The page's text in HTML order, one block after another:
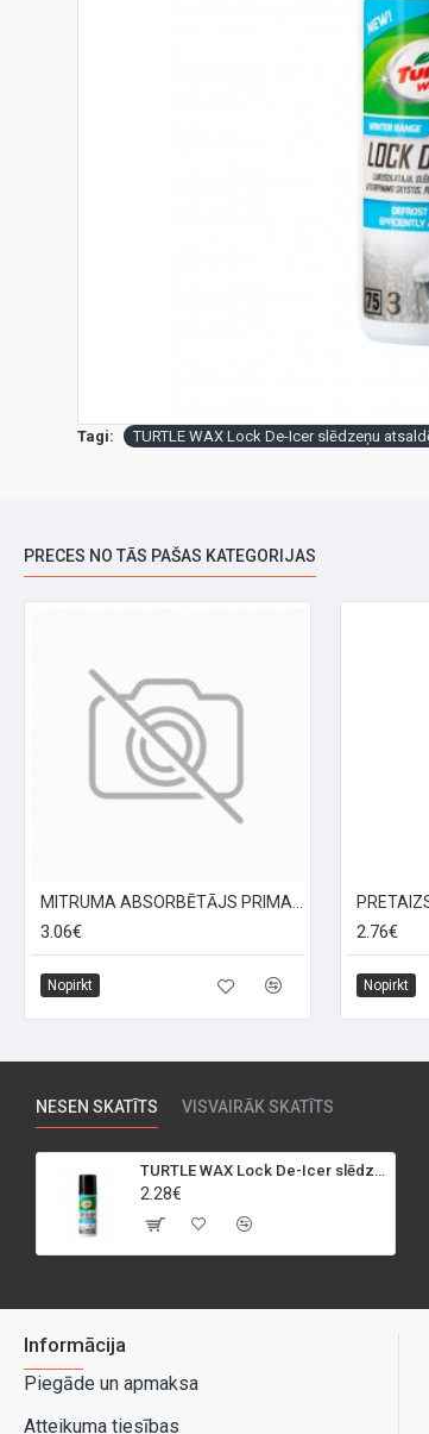
Tagi: TURTLE WAX Lock De-Icer slēdzeņu
PRECES NO TĀS PAŠAS KATEGORIJAS
3.06€
Nopirkt
2.76€
Nopirkt
NESEN SKATĪTS VISVAIRĀK SKATĪTS
TURTLE WAX Lock De-Icer slēdzeņu atsaldētājs, 50ml
2.28€
Informācija
Piegāde un apmaksa
Atteikuma tiesības